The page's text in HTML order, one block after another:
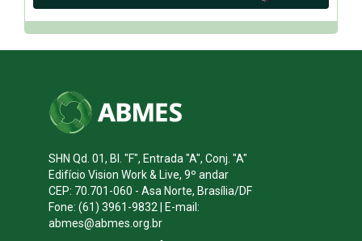
SHN Qd. 01, Bl. "F", Entrada "A", Conj. "A"
Edifício Vision Work & Live, 9º andar
CEP: 70.701-060 - Asa Norte, Brasília/DF
Fone: (61) 3961-9832 | E-mail:
abmes@abmes.org.br